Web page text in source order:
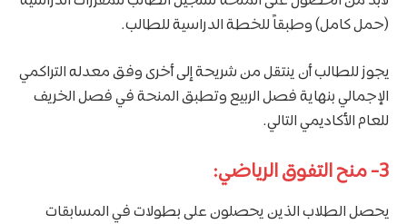
(حمل كامل) وطبقاً للخطة الدراسية للطالب.
يجوز للطالب أن ينتقل من شريحة إلى أخرى وفق معدله التراكمي
الإجمالي بنهاية فصل الربيع وتطبق المنحة في فصل الخريف
للعام الأكاديمي التالي.
3- منح التفوق الرياضي:
يحصل الطلاب الذين يحصلون على بطولات في المسابقات